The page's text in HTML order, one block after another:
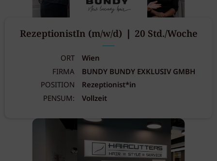
RezeptionistIn (m/w/d) ❘ 20 Std./Woche
ORT
Wien
FIRMA
BUNDY BUNDY EXKLUSIV GMBH
POSITION
Rezeptionist*in
PENSUM:
Vollzeit